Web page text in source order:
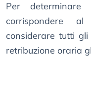
Per determinare
corrispondere
considerare tutti
retribuzione oraria